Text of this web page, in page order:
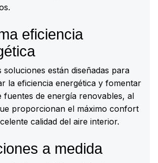
eficiencia
soluciones están diseñadas para
la eficiencia energética y fomentar
fuentes de energía renovables, al
proporcionan el máximo confort
calidad del aire interior.
a medida